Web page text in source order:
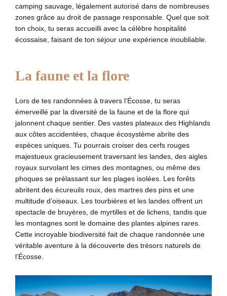
camping sauvage, légalement autorisé dans de nombreuses
zones grâce au droit de passage responsable. Quel que soit
ton choix, tu seras accueilli avec la célèbre hospitalité
écossaise, faisant de ton séjour une expérience inoubliable.
La faune et la flore
Lors de tes randonnées à travers l’Écosse, tu seras
émerveillé par la diversité de la faune et de la flore qui
jalonnent chaque sentier. Des vastes plateaux des Highlands
aux côtes accidentées, chaque écosystème abrite des
espèces uniques. Tu pourrais croiser des cerfs rouges
majestueux gracieusement traversant les landes, des aigles
royaux survolant les cimes des montagnes, ou même des
phoques se prélassant sur les plages isolées. Les forêts
abritent des écureuils roux, des martres des pins et une
multitude d’oiseaux. Les tourbières et les landes offrent un
spectacle de bruyères, de myrtilles et de lichens, tandis que
les montagnes sont le domaine des plantes alpines rares.
Cette incroyable biodiversité fait de chaque randonnée une
véritable aventure à la découverte des trésors naturels de
l’Écosse.